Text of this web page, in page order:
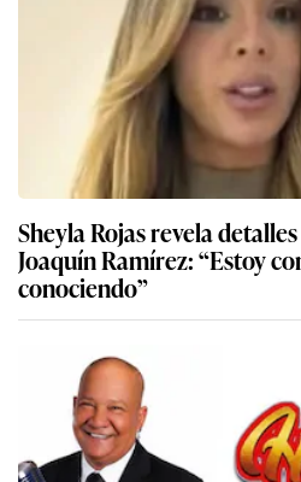
Sheyla Rojas revela
Joaquín Ramírez: “Estoy
conociendo”